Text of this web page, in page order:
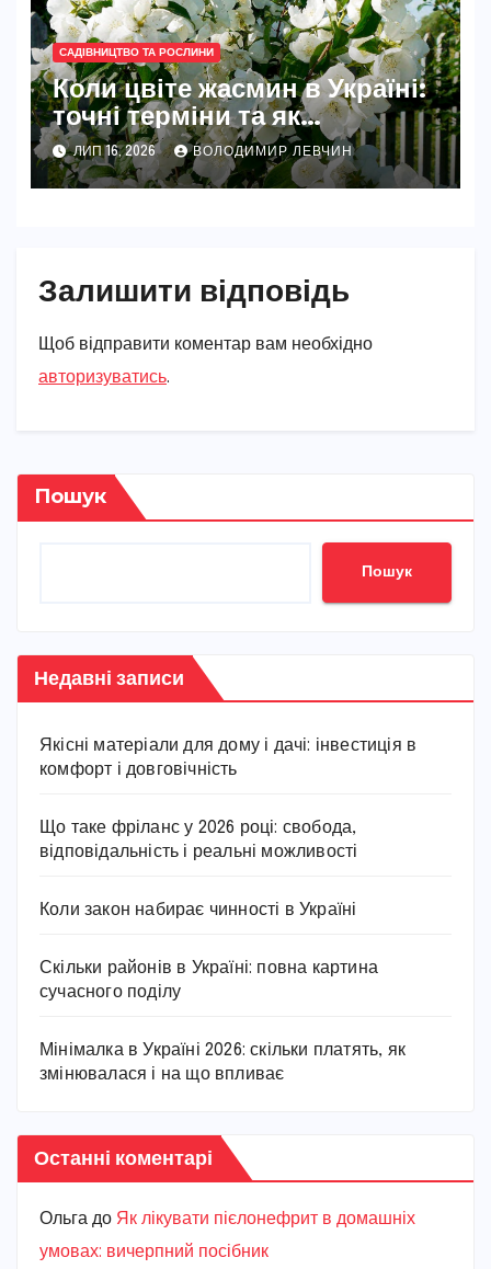
САДІВНИЦТВО ТА РОСЛИНИ
Коли цвіте жасмин в Україні:
точні терміни та як
забезпечити рясне цвітіння
ЛИП 16, 2026 ВОЛОДИМИР ЛЕВЧИН
Залишити відповідь
Щоб відправити коментар вам необхідно
авторизуватись.
Пошук
Пошук
Недавні записи
Якісні матеріали для дому і дачі: інвестиція в
комфорт і довговічність
Що таке фріланс у 2026 році: свобода,
відповідальність і реальні можливості
Коли закон набирає чинності в Україні
Скільки районів в Україні: повна картина
сучасного поділу
Мінімалка в Україні 2026: скільки платять, як
змінювалася і на що впливає
Останні коментарі
Ольга до Як лікувати пієлонефрит в домашніх
умовах: вичерпний посібник